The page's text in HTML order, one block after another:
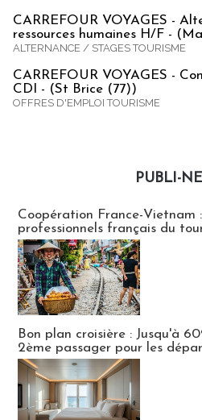
CARREFOUR VOYAGES -
ressources humaines H/F -
ALTERNANCE / STAGES TOURISME
CARREFOUR VOYAGES -
CDI - (St Brice (77))
OFFRES D'EMPLOI TOURISME
PUBLI-
Coopération France-Vietnam
professionnels français du
Bon plan croisière : Jusqu'à
2ème passager pour les